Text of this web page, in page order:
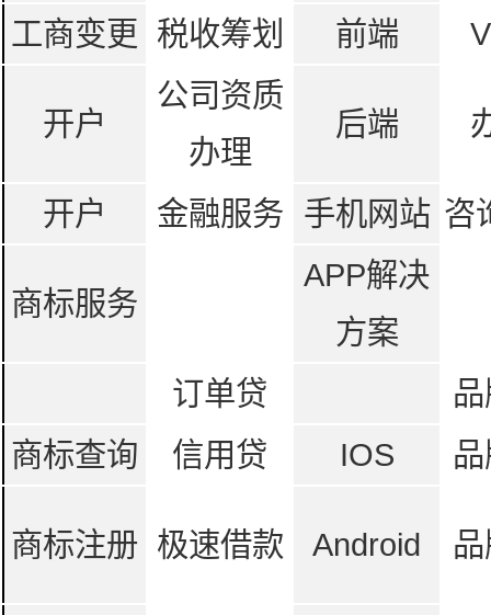
工商变更
税收筹划 前端
开户
公司资质
办理
后端
开户 金融服务 手机网站 咨
商标服务
APP解决
方案
订单贷
商标查询
信用贷 IOS
商标注册 极速借款 Android